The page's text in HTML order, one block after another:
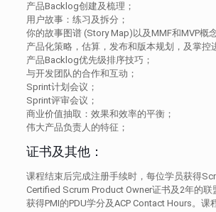
产品Backlog创建及梳理；
用户故事：练习及拆分；
你的故事图谱 (Story Map)以及MMF和MVP概
产品化策略，估算，发布和版本规划，及掌控
产品Backlog优先级排序技巧；
与开发团队的合作和互动；
Sprint计划会议；
Sprint评审会议；
商业价值抽取：效果和效率的平衡；
伟大产品负责人的特征；
证书及其他：
课程结束后完成注册手续时，每位学员获得
Certified Scrum Product Owner证书及2年的
获得PMI的PDU学分及ACP Contact Hours。课